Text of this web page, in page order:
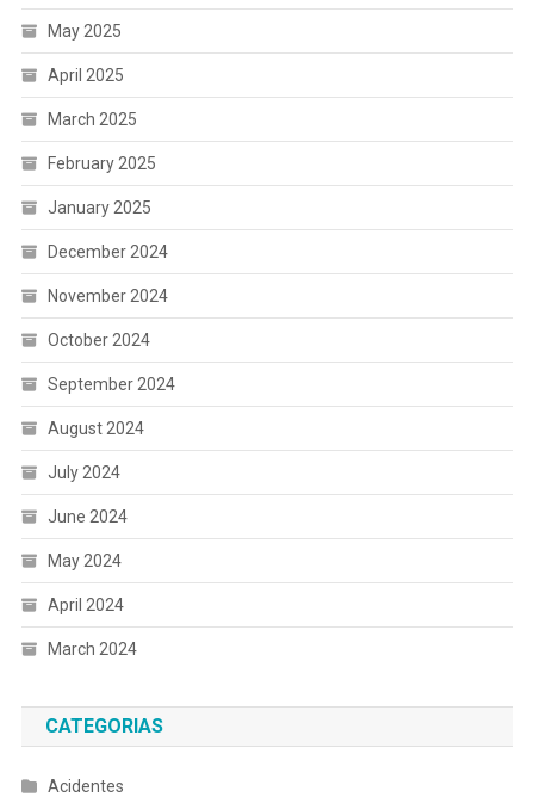
May 2025
April 2025
March 2025
February 2025
January 2025
December 2024
November 2024
October 2024
September 2024
August 2024
July 2024
June 2024
May 2024
April 2024
March 2024
CATEGORIAS
Acidentes